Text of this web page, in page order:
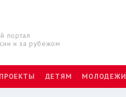
портал
и за рубежом
ДЕТЯМ МОЛОДЕЖИ